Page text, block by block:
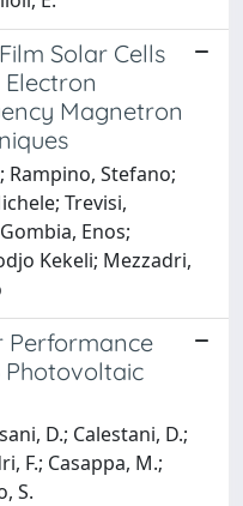
Solar Cells
Magnetron
Rampino, Stefano;
Trevisi,
Enos;
Kekeli; Mezzadri,
Performance
Photovoltaic
D.; Calestani, D.;
F.; Casappa, M.;
S.